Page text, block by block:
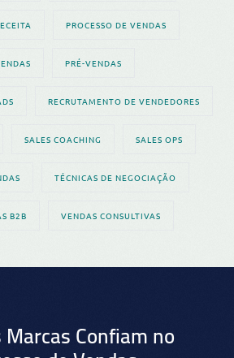
PROCESSO DE VENDAS
PRÉ-VENDAS
RECRUTAMENTO DE VENDEDORES
SALES COACHING SALES OPS
TÉCNICAS DE NEGOCIAÇÃO
B2B VENDAS CONSULTIVAS
Confiam no